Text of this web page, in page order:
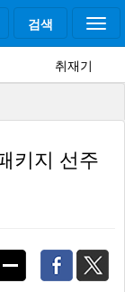
검색
취재기
키지 선주